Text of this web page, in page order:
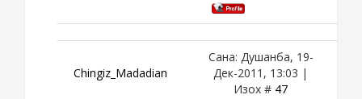
Chingiz_Madadian
Сана: Душанба, 19-
Дек-2011, 13:03 |
Изох # 47